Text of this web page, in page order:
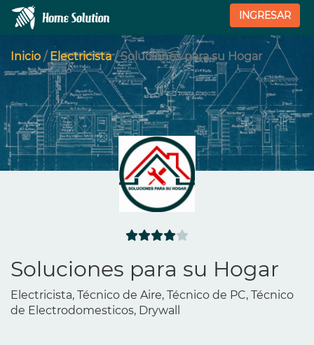
INGRESAR
Inicio / Electricista/ Soluciones para su Hogar
Soluciones para su Hogar
Electricista, Técnico de Aire, Técnico de PC, Técnico
de Electrodomesticos, Drywall